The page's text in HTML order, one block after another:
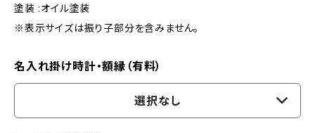
塗装 :オイル塗装
※表示サイズは振り子部分を含みません。
名入れ掛け時計・額縁（有料）
選択なし